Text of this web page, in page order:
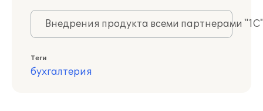
Внедрения продукта всеми партнерами
Теги
бухгалтерия